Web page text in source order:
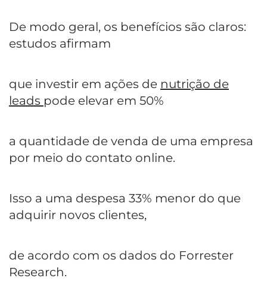
De modo geral, os benefícios são claros:
estudos afirmam
que investir em ações de nutrição de
leads pode elevar em 50%
a quantidade de venda de uma empresa
por meio do contato online.
Isso a uma despesa 33% menor do que
adquirir novos clientes,
de acordo com os dados do Forrester
Research.